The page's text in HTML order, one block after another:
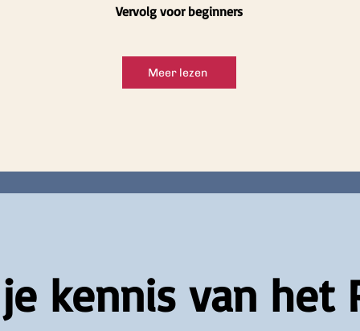
Vervolg voor beginners
Meer lezen
kennis van het